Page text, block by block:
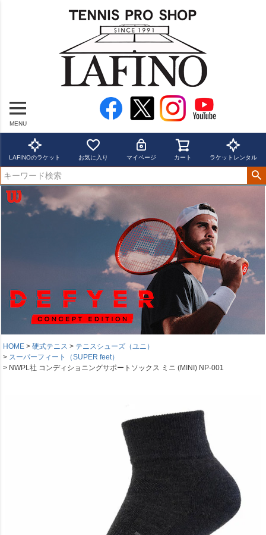
MENU
LAFINOのラケット お気に入り マイページ カート ラケットレンタル
HOME 硬式テニス
テニスシューズ（ユニ）
スーパーフィート（SUPER feet）
NWPL社 コンディショニングサポートソックス ミニ (MINI) NP-001